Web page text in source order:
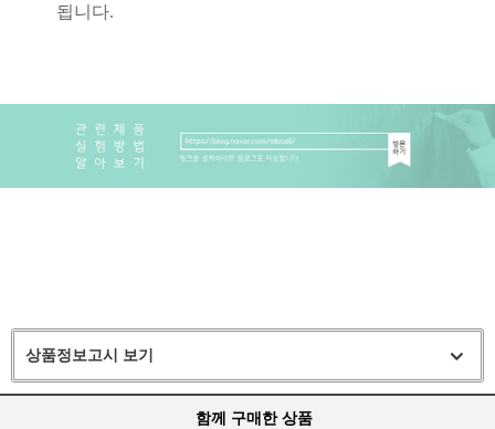
됩니다.
상품정보고시 보기
함께 구매한 상품